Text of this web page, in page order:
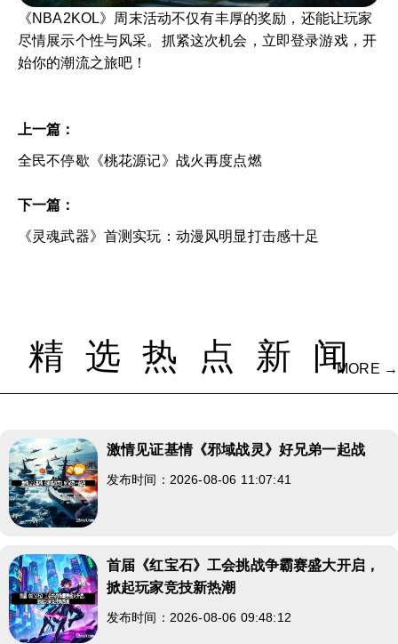
《NBA2KOL》周末活动不仅有丰厚的奖励，还能让玩家
尽情展示个性与风采。抓紧这次机会，立即登录游戏，开
始你的潮流之旅吧！
上一篇：
全民不停歇《桃花源记》战火再度点燃
下一篇：
《灵魂武器》首测实玩：动漫风明显打击感十足
精选热点新闻
MORE →
激情见证基情《邪域战灵》好兄弟一起战
发布时间：2026-08-06 11:07:41
首届《红宝石》工会挑战争霸赛盛大开启，
掀起玩家竞技新热潮
发布时间：2026-08-06 09:48:12